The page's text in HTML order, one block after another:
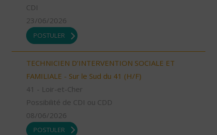
CDI
23/06/2026
POSTULER
TECHNICIEN D’INTERVENTION SOCIALE ET
FAMILIALE - Sur le Sud du 41 (H/F)
41 - Loir-et-Cher
Possibilité de CDI ou CDD
08/06/2026
POSTULER